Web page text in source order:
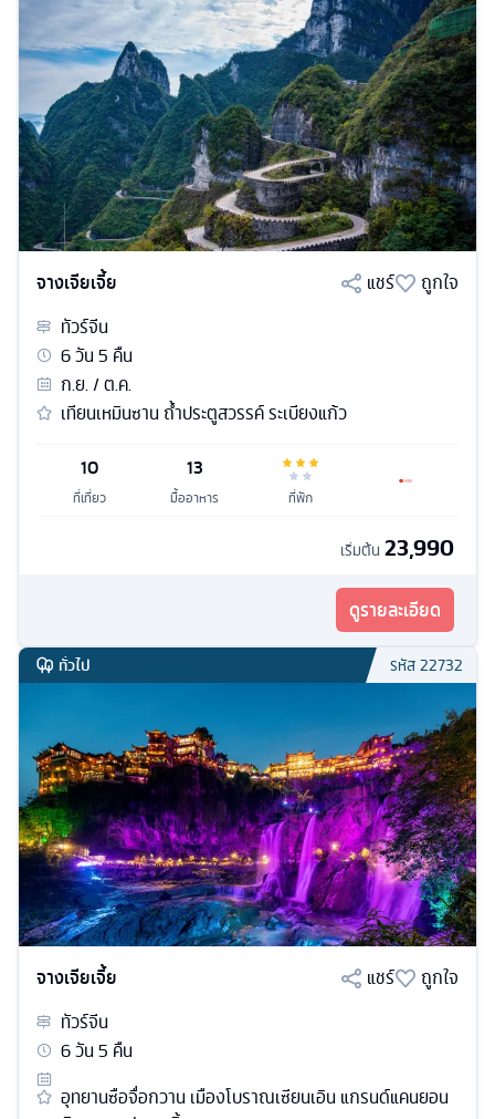
จางเจียเจี้ย แชร์
ถูกใจ
ทัวร์จีน
6วัน5 คืน
ก.ย. / ต.ค.
เทียนเหมินซาน ถ้ำประตูสวรรค์ ระเบียงแก้ว
10
ที่เที่ยว
13
มื้ออาหาร ที่พัก
เริ่มต้น 23,990
ดูรายละเอียด
ทั่วไป รหัส22732
จางเจียเจี้ย แชร์
ถูกใจ
ทัวร์จีน
6วัน5 คืน
อุทยานซือจื่อกวาน เมืองโบราณเซียนเอิน แกรนด์แคนยอน